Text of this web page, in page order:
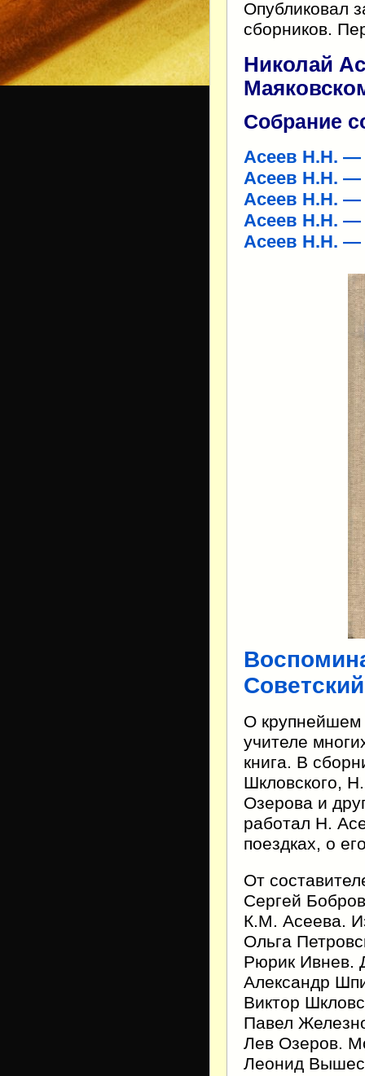
Опубликовал
сборников.
Николай
Собрание
Асеев Н.Н. —
Асеев Н.Н. —
Асеев Н.Н. —
Асеев Н.Н. —
Асеев Н.Н. —
О крупнейшем
учителе
книга. В
Шкловского,
Озерова и
работал Н.
поездках, о
От
Сергей
К.М. Асеева.
Ольга
Рюрик Ивнев.
Александр
Виктор
Павел
Лев Озеров.
Леонид